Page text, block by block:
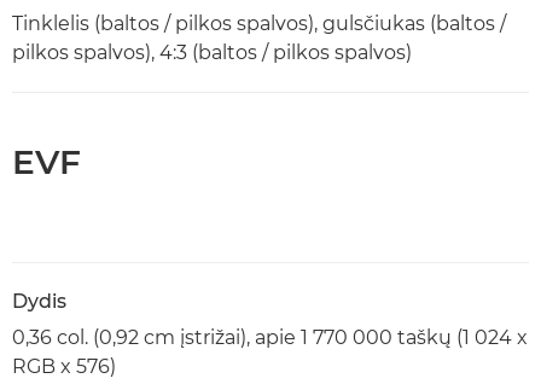
Tinklelis (baltos / pilkos spalvos), gulsčiukas (baltos /
pilkos spalvos), 4:3 (baltos / pilkos spalvos)
EVF
Dydis
0,36 col. (0,92 cm įstrižai), apie 1 770 000 taškų (1 024 x
RGB x 576)